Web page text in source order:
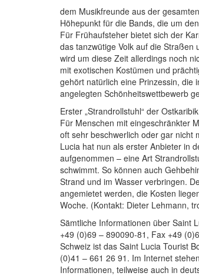
dem Musikfreunde aus der
Höhepunkt für die Bands, die um
Für Frühaufsteher bietet sich der
das tanzwütige Volk auf die Straßen
wird um diese Zeit allerdings noch
mit exotischen Kostümen und
gehört natürlich eine Prinzessin, die
angelegten Schönheitswettbewerb
Erster „Strandrollstuhl“ der
Für Menschen mit eingeschränkter
oft sehr beschwerlich oder gar nicht
Lucia hat nun als erster Anbieter in
aufgenommen – eine Art
schwimmt. So können auch
Strand und im Wasser verbringen.
angemietet werden, die Kosten
Woche. (Kontakt: Dieter Lehmann,
Sämtliche Informationen über Saint
+49 (0)69 – 890090-81, Fax +49
Schweiz ist das Saint Lucia Tourist
(0)41 – 661 26 91. Im Internet
Informationen, teilweise auch in